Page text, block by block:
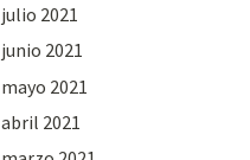
julio 2021
junio 2021
mayo 2021
abril 2021